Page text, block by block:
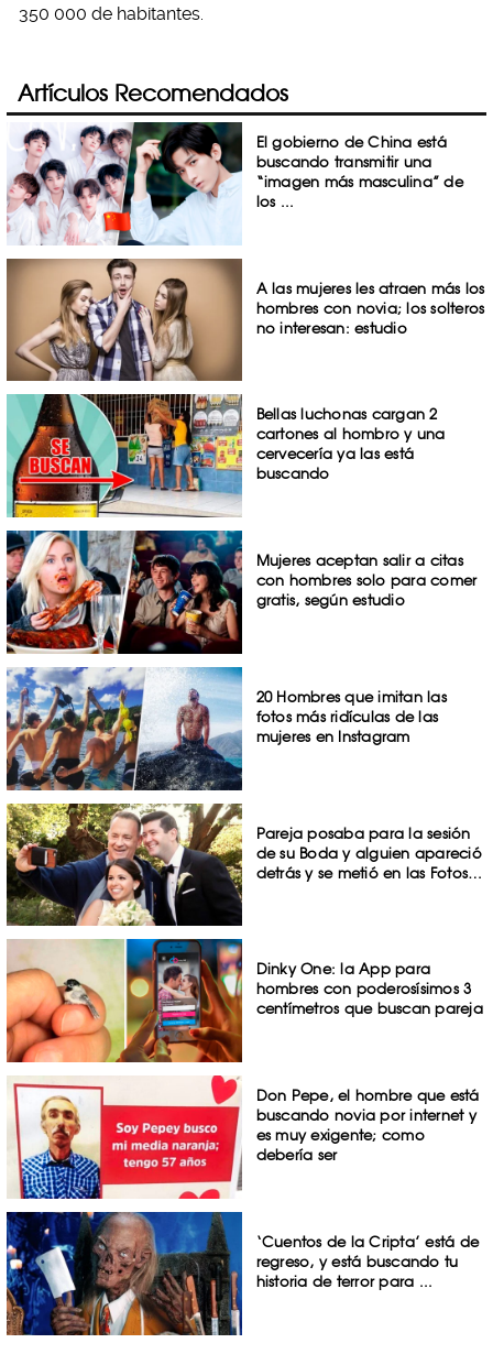
350 000 de habitantes.
Artículos Recomendados
El gobierno de China está
buscando transmitir una
“imagen más masculina” de
los ...
A las mujeres les atraen más los
hombres con novia; los solteros
no interesan: estudio
Bellas luchonas cargan 2
cartones al hombro y una
cervecería ya las está
buscando
Mujeres aceptan salir a citas
con hombres solo para comer
gratis, según estudio
20 Hombres que imitan las
fotos más ridículas de las
mujeres en Instagram
Pareja posaba para la sesión
de su Boda y alguien apareció
detrás y se metió en las Fotos…
Dinky One: la App para
hombres con poderosísimos 3
centímetros que buscan pareja
Don Pepe, el hombre que está
buscando novia por internet y
es muy exigente; como
debería ser
‘Cuentos de la Cripta’ está de
regreso, y está buscando tu
historia de terror para ...